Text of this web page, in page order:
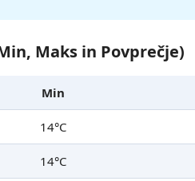
Maks in Povprečje)
Min
14°C
14°C